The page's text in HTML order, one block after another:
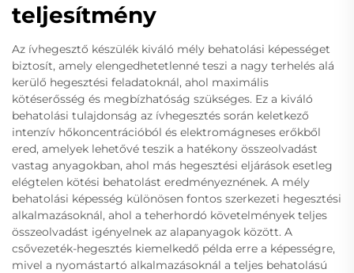
teljesítmény
Az ívhegesztő készülék kiváló mély behatolási képességet
biztosít, amely elengedhetetlenné teszi a nagy terhelés alá
kerülő hegesztési feladatoknál, ahol maximális
kötéserősség és megbízhatóság szükséges. Ez a kiváló
behatolási tulajdonság az ívhegesztés során keletkező
intenzív hőkoncentrációból és elektromágneses erőkből
ered, amelyek lehetővé teszik a hatékony összeolvadást
vastag anyagokban, ahol más hegesztési eljárások esetleg
elégtelen kötési behatolást eredményeznének. A mély
behatolási képesség különösen fontos szerkezeti hegesztési
alkalmazásoknál, ahol a teherhordó követelmények teljes
összeolvadást igényelnek az alapanyagok között. A
csővezeték-hegesztés kiemelkedő példa erre a képességre,
mivel a nyomástartó alkalmazásoknál a teljes behatolású